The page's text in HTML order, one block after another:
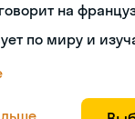
на
по миру и